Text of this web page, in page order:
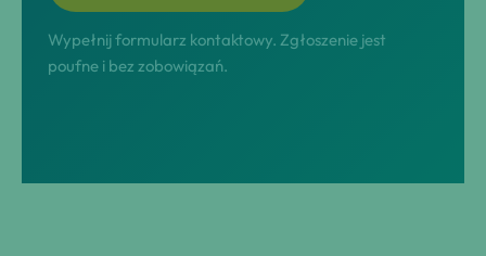
Wypełnij formularz kontaktowy. Zgłoszenie jest
poufne i bez zobowiązań.